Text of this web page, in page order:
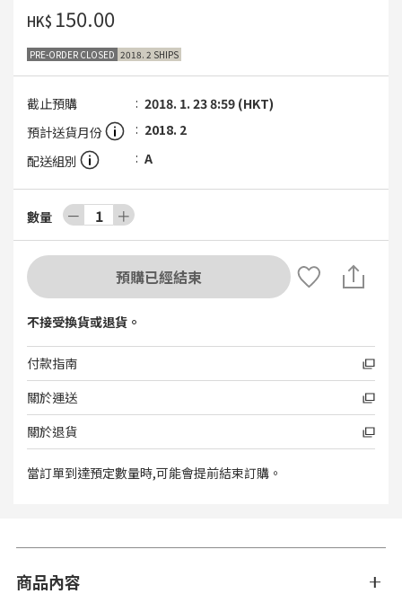
HK$ ‌150.00
PRE-ORDER CLOSED 2018. 2 SHIPS
截止預購
2018. 1. 23 8:59 (HKT)
預計送貨月份
2018. 2
配送組別
A
數量 － 1 ＋
預購已經結束
不接受換貨或退貨。
付款指南
關於運送
關於退貨
當訂單到達預定數量時,可能會提前結束訂購。
商品內容